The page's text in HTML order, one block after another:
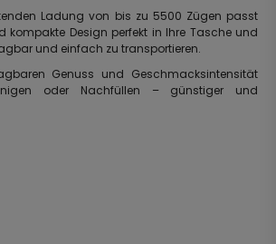
Ladung von bis zu 5500 Zügen passt
kompakte Design perfekt in Ihre Tasche und
und einfach zu transportieren.
Genuss und Geschmacksintensität
oder Nachfüllen – günstiger und